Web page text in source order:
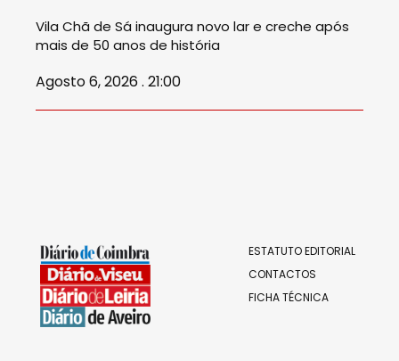
Vila Chã de Sá inaugura novo lar e creche após
mais de 50 anos de história
Agosto 6, 2026 . 21:00
ESTATUTO EDITORIAL
CONTACTOS
FICHA TÉCNICA